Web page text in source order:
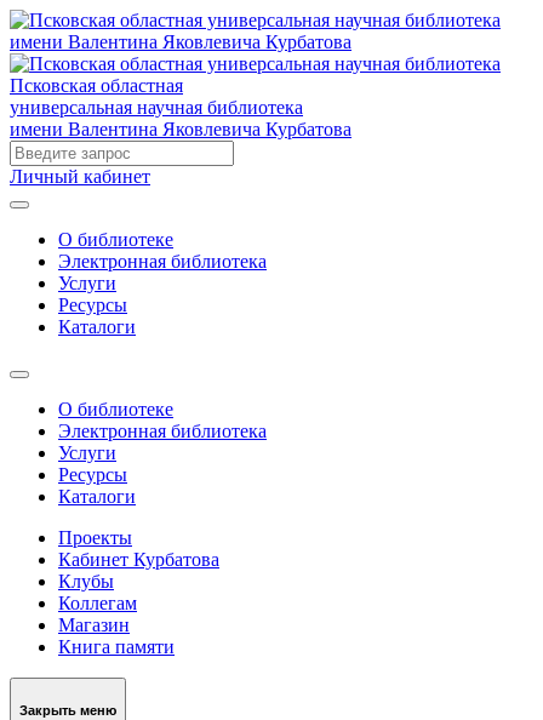
Псковская областная
универсальная научная библиотека
имени Валентина Яковлевича Курбатова
Личный кабинет
О библиотеке
Электронная библиотека
Услуги
Ресурсы
Каталоги
О библиотеке
Электронная библиотека
Услуги
Ресурсы
Каталоги
Проекты
Кабинет Курбатова
Клубы
Коллегам
Магазин
Книга памяти
Закрыть меню